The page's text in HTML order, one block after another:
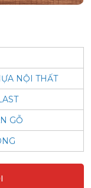
NỘI THẤT
GỖ